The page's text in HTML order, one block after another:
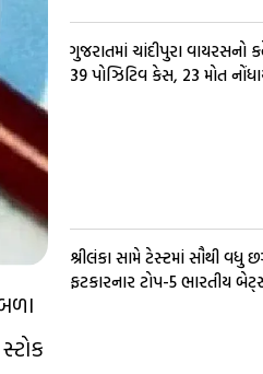
ગુજરાતમાં ચાંદીપુરા વાયરસનો
39 પોઝિટિવ કેસ, 23 મોત
શ્રીલંકા સામે ટેસ્ટમાં સૌથી વધુ
ફટકારનાર ટોપ-5 ભારતીય